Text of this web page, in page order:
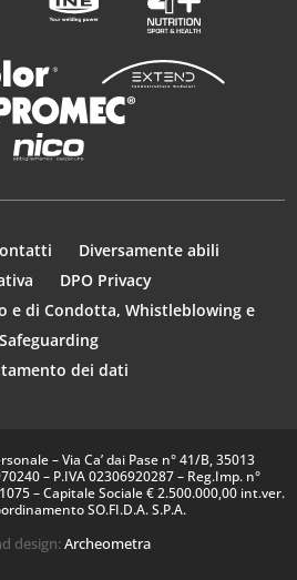
Diversamente abili
DPO Privacy
e di Condotta, Whistleblowing e
Safeguarding
dei dati
– Via Ca’ dai Pase n° 41/B, 35013
– P.IVA 02306920287 – Reg.Imp. n°
– Capitale Sociale € 2.500.000,00 int.ver.
SO.FI.D.A. S.P.A.
design:Archeometra